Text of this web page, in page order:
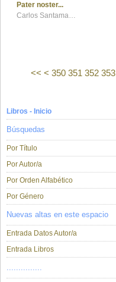
Pater noster
Carlos Santamaría
<< < 350 351 352 353
Libros - Inicio
Búsquedas
Por Título
Por Autor/a
Por Orden Alfabético
Por Género
Nuevas altas en este espacio
Entrada Datos Autor/a
Entrada Libros
...............